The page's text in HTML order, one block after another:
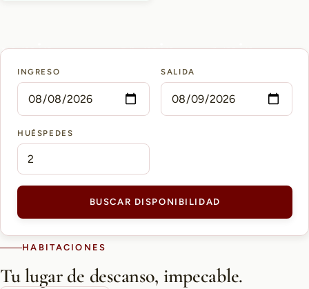
15 min
AEROPUERTO PETTIROSSI
10 min
CASCO HISTÓRICO
5 min
INGRESO SALIDA
HUÉSPEDES
BUSCAR DISPONIBILIDAD
HABITACIONES
Tu lugar de descanso, impecable.